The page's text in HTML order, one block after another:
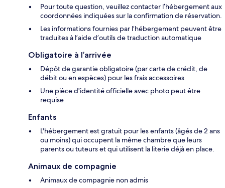
Pour toute question, veuillez contacter l’hébergement aux
coordonnées indiquées sur la confirmation de réservation.
Les informations fournies par l’hébergement peuvent être
traduites à l’aide d’outils de traduction automatique
Obligatoire à l’arrivée
Dépôt de garantie obligatoire (par carte de crédit, de
débit ou en espèces) pour les frais accessoires
Une pièce d'identité officielle avec photo peut être
requise
Enfants
L'hébergement est gratuit pour les enfants (âgés de 2 ans
ou moins) qui occupent la même chambre que leurs
parents ou tuteurs et qui utilisent la literie déjà en place.
Animaux de compagnie
Animaux de compagnie non admis